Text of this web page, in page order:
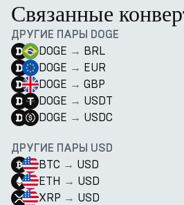
Связанные
ДРУГИЕ ПАРЫ DOGE
DOGE → BRL
DOGE → EUR
DOGE → GBP
DOGE → USDT
DOGE → USDC
ДРУГИЕ ПАРЫ USD
BTC → USD
ETH → USD
XRP → USD